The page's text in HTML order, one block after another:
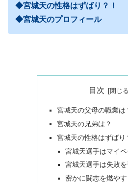
◆宮城天の性格はずばり？！
◆宮城天のプロフィール
目次
宮城天の父母の職業は
宮城天の兄弟は？
宮城天の性格はずばり
宮城天選手はマイペ
宮城天選手は失敗
密かに闘志を燃や